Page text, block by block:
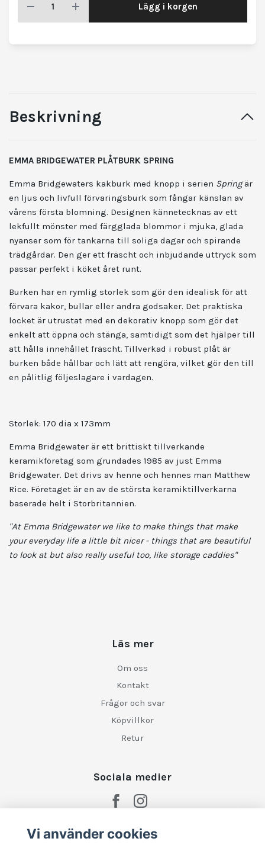
Lägg i korgen
Beskrivning
EMMA BRIDGEWATER PLÅTBURK SPRING
Emma Bridgewaters kakburk med knopp i serien Springär
en ljus och livfull förvaringsburk som fångar känslan av
vårens första blomning. Designen kännetecknas av ett
lekfullt mönster med färgglada blommor i mjuka, glada
nyanser som för tankarna till soliga dagar och spirande
trädgårdar. Den ger ett fräscht och inbjudande uttryck som
passar perfekt i köket året runt.
Burken har en rymlig storlek som gör den idealisk för att
förvara kakor, bullar eller andra godsaker. Det praktiska
locket är utrustat med en dekorativ knopp som gör det
enkelt att öppna och stänga, samtidigt som det hjälper till
att hålla innehållet fräscht. Tillverkad i robust plåt är
burken både hållbar och lätt att rengöra, vilket gör den till
en pålitlig följeslagare i vardagen.
Storlek: 170 dia x 173mm
Emma Bridgewater är ett brittiskt tillverkande
keramikföretag som grundades 1985 av just Emma
Bridgewater. Det drivs av henne och hennes man Matthew
Rice. Företaget är en av de största keramiktillverkarna
baserade helt i Storbritannien.
"At Emma Bridgewater we like to make things that make
your everyday life a little bit nicer - things that are beautiful
to look at but also really useful too, like storage caddies"
Läs mer
Om oss
Kontakt
Frågor och svar
Köpvillkor
Retur
Sociala medier
Vi använder cookies